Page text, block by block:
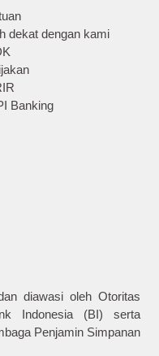
dekat dengan kami
Banking
diawasi oleh Otoritas
Indonesia (BI) serta
Penjamin Simpanan